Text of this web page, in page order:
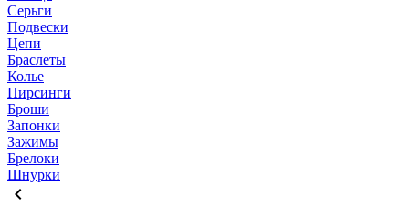
Серьги
Подвески
Цепи
Браслеты
Колье
Пирсинги
Броши
Запонки
Зажимы
Брелоки
Шнурки
keyboard_arrow_left